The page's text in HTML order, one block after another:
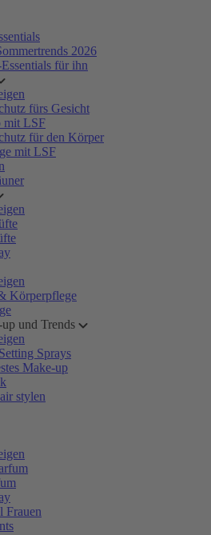
2026
für ihn
fürs Gesicht
mit LSF
für den Körper
mit LSF
Körperpflege
und Trends
Sprays
Make-up
stylen
Frauen